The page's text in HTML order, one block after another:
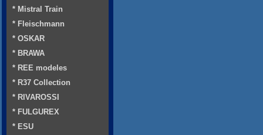
* Mistral Train
* Fleischmann
* OSKAR
* BRAWA
* REE modeles
* R37 Collection
* RIVAROSSI
* FULGUREX
* ESU